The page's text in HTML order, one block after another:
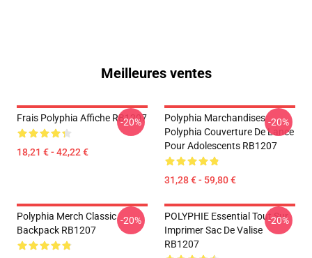
Meilleures ventes
Frais Polyphia Affiche RB1207
18,21 € - 42,22 €
-20%
Polyphia Marchandises
Polyphia Couverture De Lance
Pour Adolescents RB1207
31,28 € - 59,80 €
-20%
Polyphia Merch Classic
Backpack RB1207
-20%
POLYPHIE Essential Tout Sur
Imprimer Sac De Valise
RB1207
-20%